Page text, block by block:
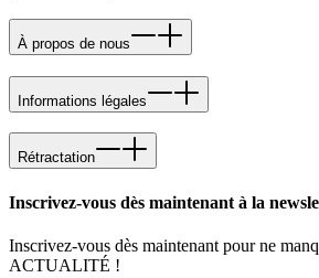
À propos de nous
Informations légales
Rétractation
Inscrivez-vous dès maintenant à la
Inscrivez-vous dès maintenant pour ne
ACTUALITÉ !